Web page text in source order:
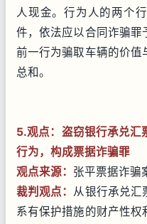
人现金。行为人的两个
件，依法应以合同诈骗罪
前一行为骗取车辆的价值
总和。
5.观点：盗窃银行承兑汇
行为，构成票据诈骗罪
观点来源： 张平票据诈骗
裁判观点： 从银行承兑汇
系有保护措施的财产性